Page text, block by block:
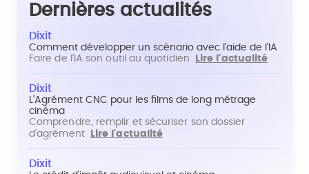
Dernières actualités
Dixit
Comment développer un scénario avec l'aide de l'IA
Faire de l'IA son outil au quotidien
Lire l'actualité
Dixit
L'Agrément CNC pour les films de long métrage
cinéma
Comprendre, remplir et sécuriser son dossier
d'agrément
Lire l'actualité
Dixit